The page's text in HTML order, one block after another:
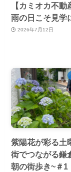
【カミオカ不動
雨の日こそ見学
2026年7月12日
紫陽花が彩る土
街でつながる鎌
朝の街歩き~＃1